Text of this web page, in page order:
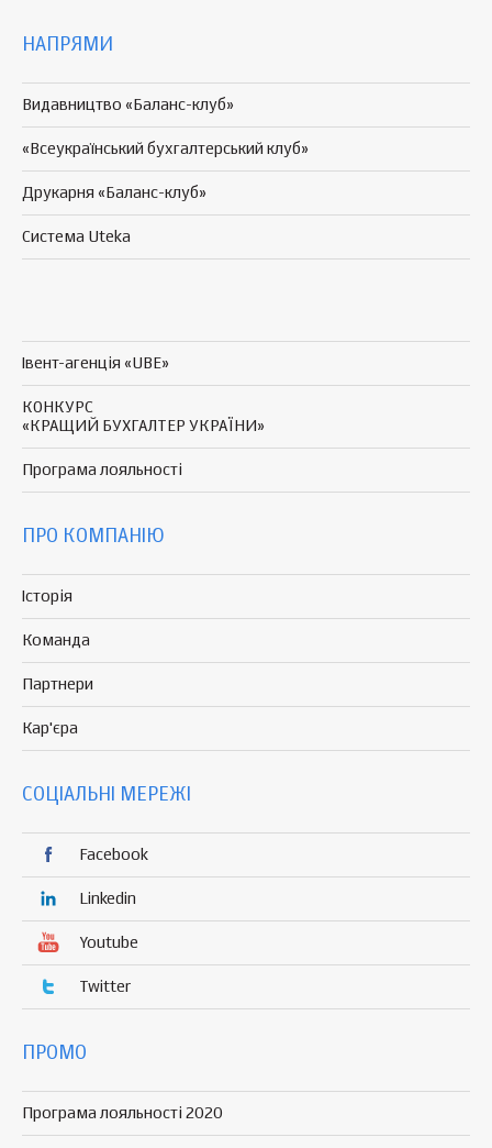
НАПРЯМИ
Видавництво «Баланс-клуб»
«Всеукраїнський бухгалтерський клуб»
Друкарня «Баланс-клуб»
Система Uteka
Івент-агенція «UBE»
КОНКУРС
«КРАЩИЙ БУХГАЛТЕР УКРАЇНИ»
Програма лояльності
ПРО КОМПАНІЮ
Історія
Команда
Партнери
Кар'єра
СОЦІАЛЬНІ МЕРЕЖІ
Facebook
Linkedin
Youtube
Twitter
ПРОМО
Програма лояльності 2020